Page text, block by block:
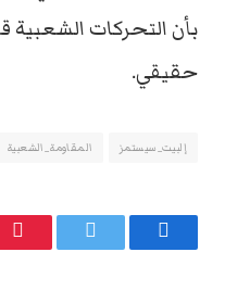
بأن التحركات الشعبية
حقيقي.
إلبيت_سيستمز المقاومة_الشعبية
فيسبوك تويتر